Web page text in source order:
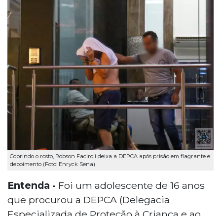
Cobrindo o rosto, Robson Faciroli deixa a DEPCA após prisão em flagrante e
depoimento (Foto: Enryck Sena)
Entenda - Foi um adolescente de 16 anos
que procurou a DEPCA (Delegacia